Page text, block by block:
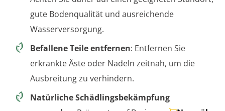
gute Bodenqualität und ausreichende
Wasserversorgung.
Befallene Teile entfernen: Entfernen Sie
erkrankte Äste oder Nadeln zeitnah, um die
Ausbreitung zu verhindern.
Natürliche Schädlingsbekämpfung